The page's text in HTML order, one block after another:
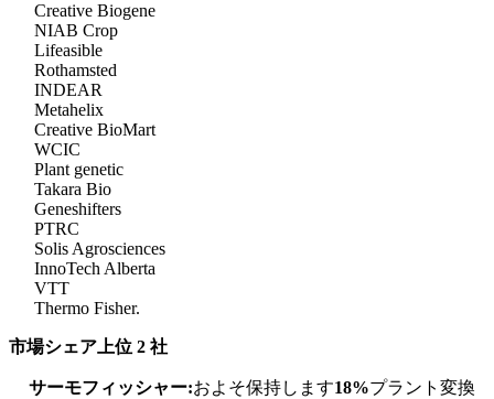
Creative Biogene
NIAB Crop
Lifeasible
Rothamsted
INDEAR
Metahelix
Creative BioMart
WCIC
Plant genetic
Takara Bio
Geneshifters
PTRC
Solis Agrosciences
InnoTech Alberta
VTT
Thermo Fisher.
市場シェア上位 2 社
サーモフィッシャー:およそ保持します18%プラント変換